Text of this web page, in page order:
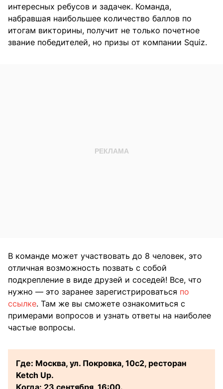
интересных ребусов и задачек. Команда,
набравшая наибольшее количество баллов по
итогам викторины, получит не только почетное
звание победителей, но призы от компании Squiz.
В команде может участвовать до 8 человек, это
отличная возможность позвать с собой
подкрепление в виде друзей и соседей! Все, что
нужно — это заранее зарегистрироваться по
ссылке. Там же вы сможете ознакомиться с
примерами вопросов и узнать ответы на наиболее
частые вопросы.
Где: Москва, ул. Покровка, 10с2, ресторан
Ketch Up.
Когда: 23 сентября, 16:00.